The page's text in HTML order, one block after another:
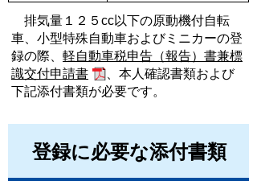
排気量１２５cc以下の原動機付自転
車、小型特殊自動車およびミニカーの登
録の際、 軽自動車税申告（報告）書兼標
識交付申請書
、本人確認書類および
下記添付書類が必要です。
登録に必要な添付書類